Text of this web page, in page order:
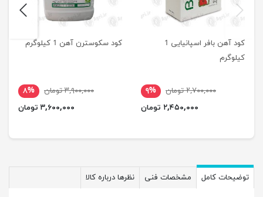
کود آهن بافر اسپانیایی 1
کیلوگرم
۲,۷۰۰,۰۰۰ تومان
۹%
۲,۴۵۰,۰۰۰ تومان
کود سکوسترن آهن 1 کیلوگرم
۳,۹۰۰,۰۰۰ تومان
۸%
۳,۶۰۰,۰۰۰ تومان
previus
توضیحات کامل مشخصات فنی نظرها درباره کالا